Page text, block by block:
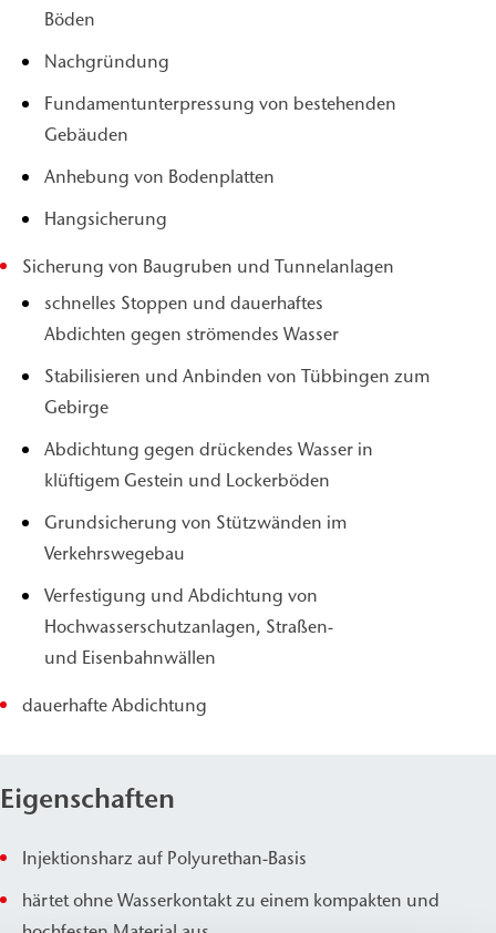
Böden
Nachgründung
Fundamentunterpressung von bestehenden
Gebäuden
Anhebung von Bodenplatten
Hangsicherung
Sicherung von Baugruben und Tunnelanlagen
schnelles Stoppen und dauerhaftes
Abdichten gegen strömendes Wasser
Stabilisieren und Anbinden von Tübbingen zum
Gebirge
Abdichtung gegen drückendes Wasser in
klüftigem Gestein und Lockerböden
Grundsicherung von Stützwänden im
Verkehrswegebau
Verfestigung und Abdichtung von
Hochwasserschutzanlagen, Straßen-
und Eisenbahnwällen
dauerhafte Abdichtung
Eigenschaften
Injektionsharz auf Polyurethan-Basis
härtet ohne Wasserkontakt zu einem kompakten und